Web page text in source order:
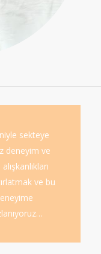
sekteye
deneyim ve
ve bu